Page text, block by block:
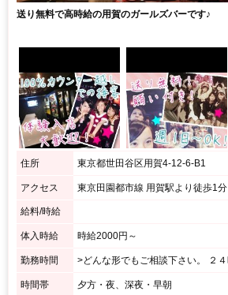
送り無料で高時給の用賀のガールズバーです♪
住所 東京都世田谷区用賀4-12-6-B1
アクセス 東京田園都市線 用賀駅より徒歩1分
給料/時給
体入時給 時給2000円～
勤務時間
時間帯 夕方・夜、深夜・早朝